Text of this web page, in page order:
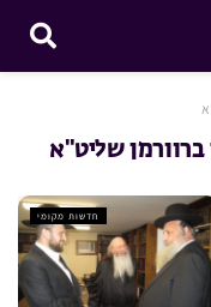
ברוורמן שליט"א
חדשות מקומי